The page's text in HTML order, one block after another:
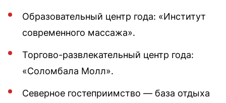
Образовательный центр года: «Институт
современного массажа».
Торгово-развлекательный центр года:
«Соломбала Молл».
Северное гостеприимство — база отдыха